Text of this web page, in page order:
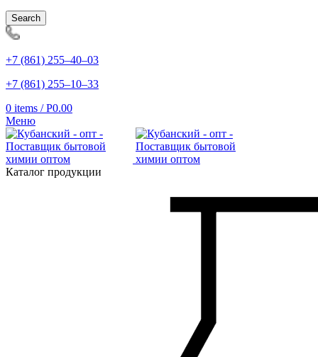
Search
+7 (861) 255‒40‒03
+7 (861) 255‒10‒33
0 items / Р0.00
Меню
Каталог продукции